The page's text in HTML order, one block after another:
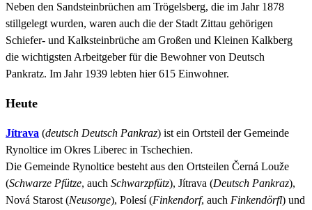
Neben den Sandsteinbrüchen am Trögelsberg, die im Jahr 1878
stillgelegt wurden, waren auch die der Stadt Zittau gehörigen
Schiefer- und Kalksteinbrüche am Großen und Kleinen Kalkberg
die wichtigsten Arbeitgeber für die Bewohner von Deutsch
Pankratz. Im Jahr 1939 lebten hier 615 Einwohner.
Heute
Jítrava (deutsch Deutsch Pankraz) ist ein Ortsteil der Gemeinde
Rynoltice im Okres Liberec in Tschechien.
Die Gemeinde Rynoltice besteht aus den Ortsteilen Černá Louže
(Schwarze Pfütze, auch Schwarzpfütz), Jítrava (Deutsch Pankraz),
Nová Starost (Neusorge), Polesí (Finkendorf, auch Finkendörfl) und